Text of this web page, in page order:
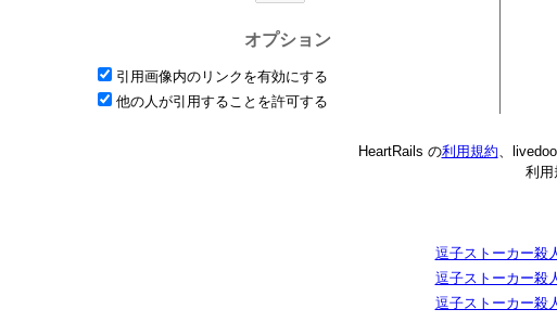
オプション
引用画像内のリンクを有効にする
他の人が引用することを許可する
HeartRails の利用規約 、
利用
逗子ストーカー殺
逗子ストーカー殺
逗子ストーカー殺